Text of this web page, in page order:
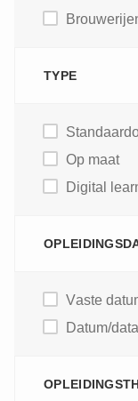
TYPE
Op maat
Digital
Vaste
Datum/